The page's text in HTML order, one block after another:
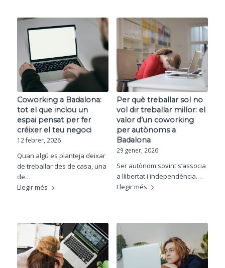
Coworking a Badalona:
tot el que inclou un
espai pensat per fer
créixer el teu negoci
12 febrer, 2026
Quan algú es planteja deixar
de treballar des de casa, una
de…
Llegir més
Per què treballar sol no
vol dir treballar millor: el
valor d’un coworking
per autònoms a
Badalona
29 gener, 2026
Ser autònom sovint s’associa
a llibertat i independència.…
Llegir més